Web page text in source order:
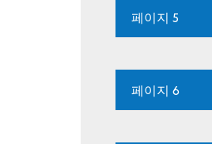
페이지 5
페이지 6